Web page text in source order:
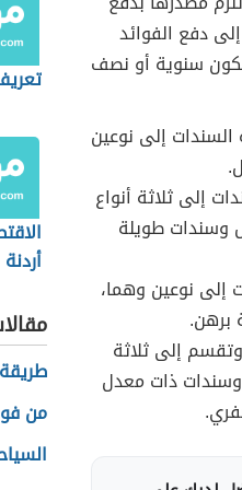
دفع الفوائد
سنوية أو نصف
إلى نوعين
إلى ثلاثة أنواع
وسندات طويلة
نوعين وهما،
برهن.
وتقسم إلى ثلاثة
ذات معدل
أردنة
من